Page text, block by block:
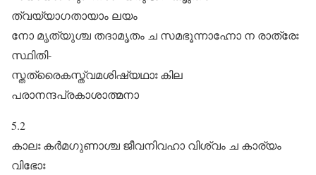
ത്വയ്യാഗതായാം ലയം
നോ മൃത്യുശ്ച തദാമൃതം ച സമഭൂന്നാഹ്നോ ന രാത്രേഃ
സ്ഥിതി-
സ്തത്രൈകസ്ത്വമശിഷ്യഥാഃ കില
പരാനന്ദപ്രകാശാത്മനാ
5.2
കാലഃ കർമഗുണാശ്ച ജീവനിവഹാ വിശ്വം ച കാര്യം
വിഭോഃ